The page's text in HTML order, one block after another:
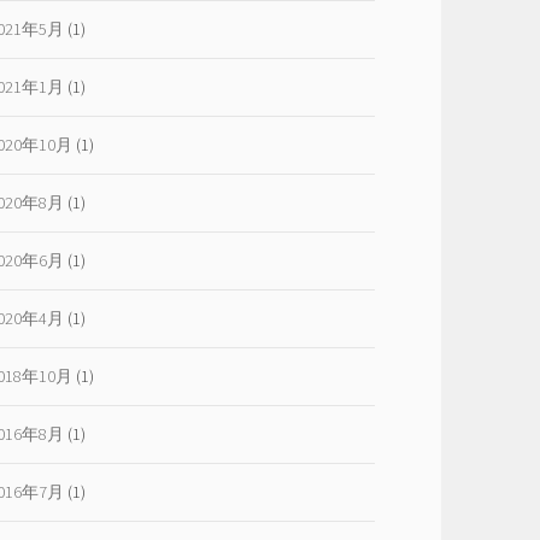
年5月 (1)
年1月 (1)
年10月 (1)
年8月 (1)
年6月 (1)
年4月 (1)
年10月 (1)
年8月 (1)
年7月 (1)